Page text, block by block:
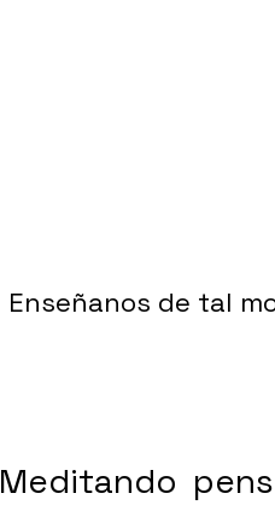
Enseñanos de tal
Meditando